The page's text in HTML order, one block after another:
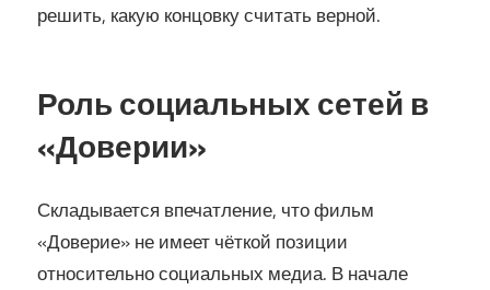
решить, какую концовку считать верной.
Роль социальных сетей в
«Доверии»
Складывается впечатление, что фильм
«Доверие» не имеет чёткой позиции
относительно социальных медиа. В начале